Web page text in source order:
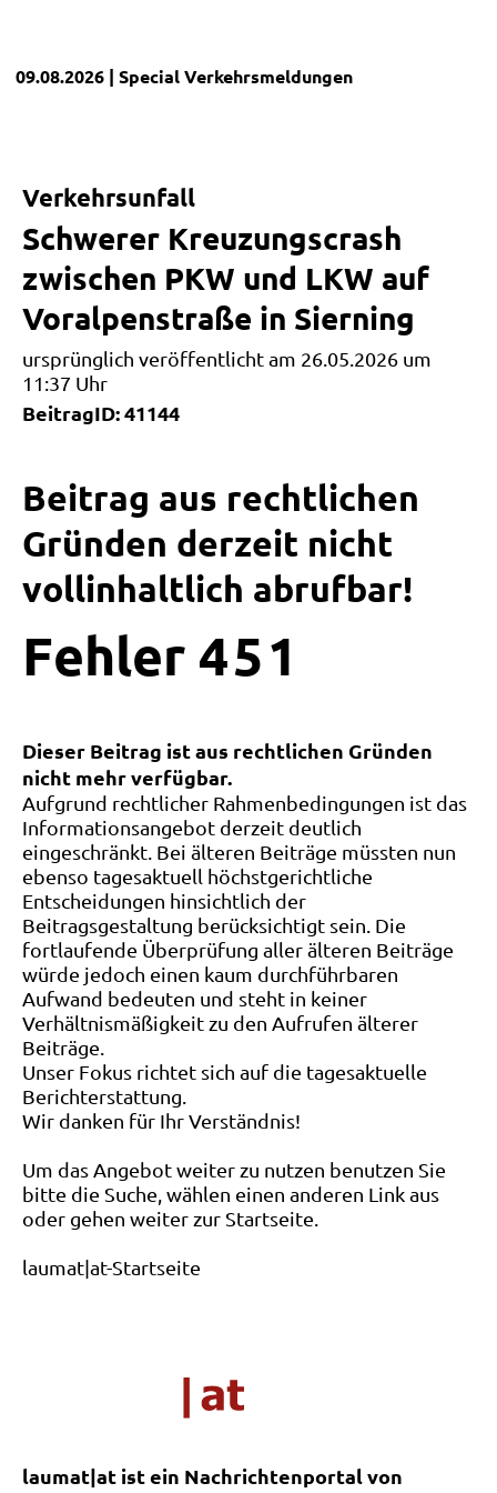
09.08.2026 | SpecialVerkehrsmeldungen
Verkehrsunfall
Schwerer Kreuzungscrash
zwischen PKW und LKW auf
Voralpenstraße in Sierning
ursprünglich veröffentlicht am 26.05.2026 um
11:37 Uhr
BeitragID: 41144
Beitrag aus rechtlichen
Gründen derzeit nicht
vollinhaltlich abrufbar!
Fehler 4 5 1
Dieser Beitrag ist aus rechtlichen Gründen
nicht mehr verfügbar.
Aufgrund rechtlicher Rahmenbedingungen ist das
Informationsangebot derzeit deutlich
eingeschränkt. Bei älteren Beiträge müssten nun
ebenso tagesaktuell höchstgerichtliche
Entscheidungen hinsichtlich der
Beitragsgestaltung berücksichtigt sein. Die
fortlaufende Überprüfung aller älteren Beiträge
würde jedoch einen kaum durchführbaren
Aufwand bedeuten und steht in keiner
Verhältnismäßigkeit zu den Aufrufen älterer
Beiträge.
Unser Fokus richtet sich auf die tagesaktuelle
Berichterstattung.
Wir danken für Ihr Verständnis!
Um das Angebot weiter zu nutzen benutzen Sie
bitte die Suche, wählen einen anderen Link aus
oder gehen weiter zur Startseite.
laumat|at-Startseite
laumat|at ist ein Nachrichtenportal von